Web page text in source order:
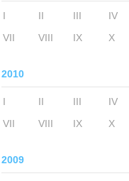
I II III IV
VII
VIII IX X
2010
I II III IV
VII
VIII IX X
2009